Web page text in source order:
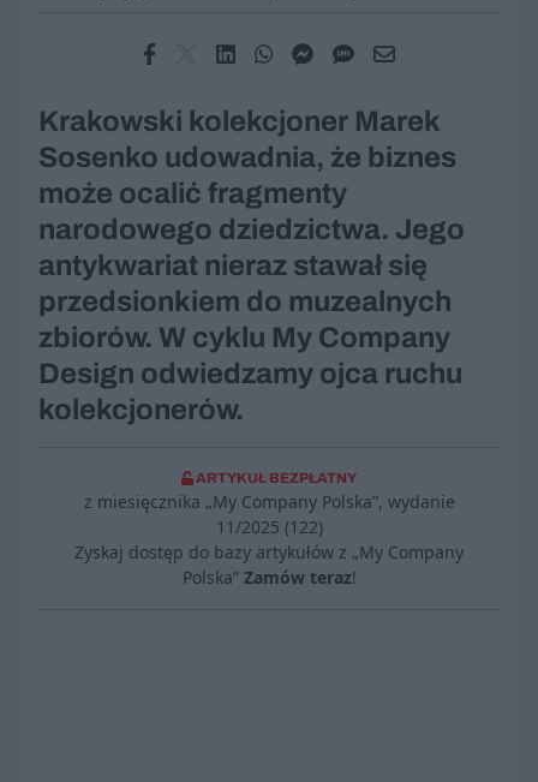
Krakowski kolekcjoner Marek
Sosenko udowadnia, że biznes
może ocalić fragmenty
narodowego dziedzictwa. Jego
antykwariat nieraz stawał się
przedsionkiem do muzealnych
zbiorów. W cyklu My Company
Design odwiedzamy ojca ruchu
kolekcjonerów.
ARTYKUŁ BEZPŁATNY
z miesięcznika „My Company Polska”, wydanie
11/2025 (122)
Zyskaj dostęp do bazy artykułów z „My Company
Polska” Zamów teraz!